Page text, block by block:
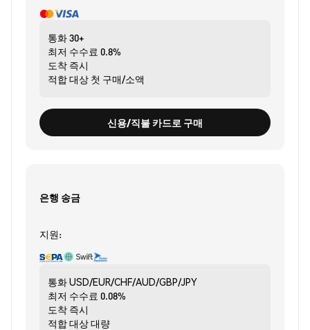
통화30+
최저 수수료 0.8%
도착 즉시
적합 대상 첫 구매/소액
신용/직불 카드로 구매
은행 송금
지원:
통화USD/EUR/CHF/AUD/GBP/JPY
최저 수수료 0.08%
도착 즉시
적합 대상대량